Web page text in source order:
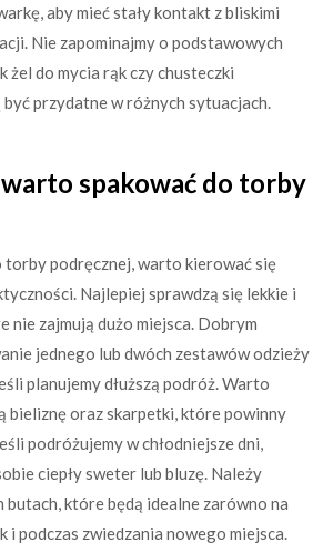
aby mieć stały kontakt z bliskimi
Nie zapominajmy o podstawowych
żel do mycia rąk czy chusteczki
przydatne w różnych sytuacjach.
spakować do torby
podręcznej, warto kierować się
Najlepiej sprawdzą się lekkie i
nie zajmują dużo miejsca. Dobrym
jednego lub dwóch zestawów odzieży
planujemy dłuższą podróż. Warto
bieliznę oraz skarpetki, które powinny
podróżujemy w chłodniejsze dni,
ciepły sweter lub bluzę. Należy
które będą idealne zarówno na
i podczas zwiedzania nowego miejsca.